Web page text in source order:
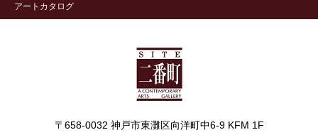
アートカタログ
〒658-0032 神戸市東灘区向洋町中6-9 KFM 1F